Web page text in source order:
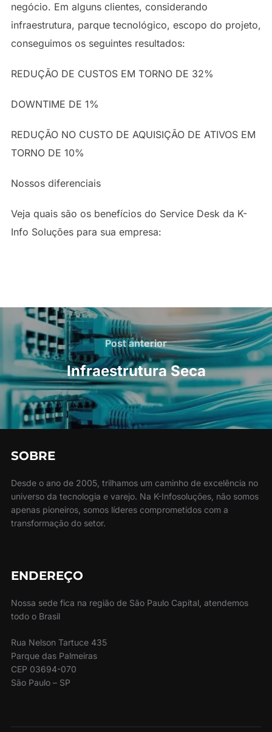
negócio. Em alguns clientes, considerando
infraestrutura, parque tecnológico, escopo do projeto,
conseguimos os seguintes resultados:
REDUÇÃO DE CUSTOS EM TORNO DE 32%
DOWNTIME DE 1%
REDUÇÃO NO CUSTO DE AQUISIÇÃO DE ATIVOS EM
TORNO DE 10%
Nossos diferenciais
Veja quais são os benefícios do Service Desk da K-
Info Soluções para sua empresa:
Navegação
de
Post
Post
anterior
Post anterior
Infraestrutura Seca
SOBRE
Desde o ano de 2005, trilhamos um caminho de excelência no
universo da tecnologia e varejo. Na K-Infosoluções, não somos
apenas pioneiros, somos líderes comprometidos com a
transformação do setor.
ENDEREÇO
Nossa sede fica na região de São Paulo Capital, atendemos
todo o Brasil
Rua Nelson Tartuce 435
Parque das Palmeiras
CEP 03694-070
São Paulo – SP